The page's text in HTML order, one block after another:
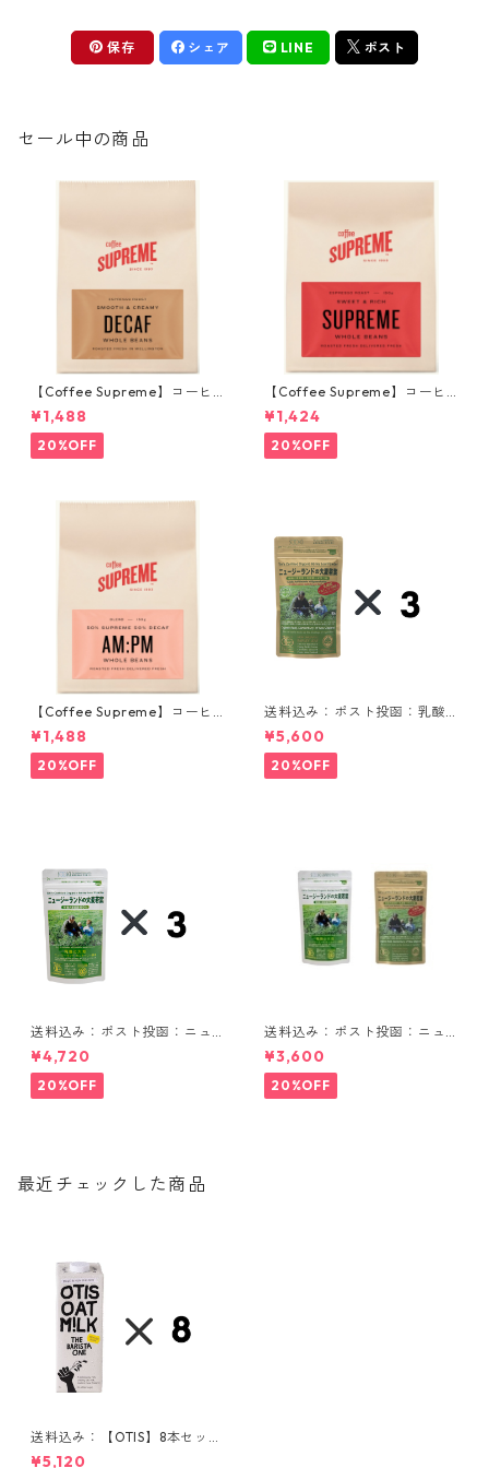
保存 シェア LINE ポスト
セール中の商品
【Coffee Supreme】コーヒ
ー豆／ブラジル マウンテンウ
ォータープロセスDecaf （カ
フェインレス）150g
¥1,488
20%OFF
【Coffee Supreme】コーヒ
ー豆／ハウスブレンド Supre
me Blend 150g
¥1,424
20%OFF
【Coffee Supreme】コーヒ
ー豆／AM:PM Blend 150g
¥1,488
20%OFF
送料込み：ポスト投函：乳酸
菌入りニュージーランドの大
麦若葉 90g 3袋セット
¥5,600
20%OFF
送料込み：ポスト投函：ニュ
ージーランドの大麦若葉 90g
3袋セット
¥4,720
20%OFF
送料込み：ポスト投函：ニュ
ージーランドの大麦若葉セッ
ト
¥3,600
20%OFF
最近チェックした商品
送料込み：【OTIS】8本セッ
ト・オーツミルク（バリス
¥5,120